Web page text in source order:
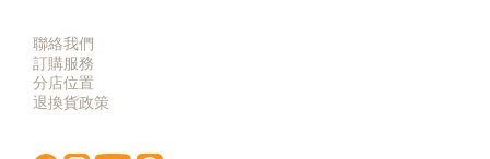
聯絡我們
訂購服務
分店位置
退換貨政策